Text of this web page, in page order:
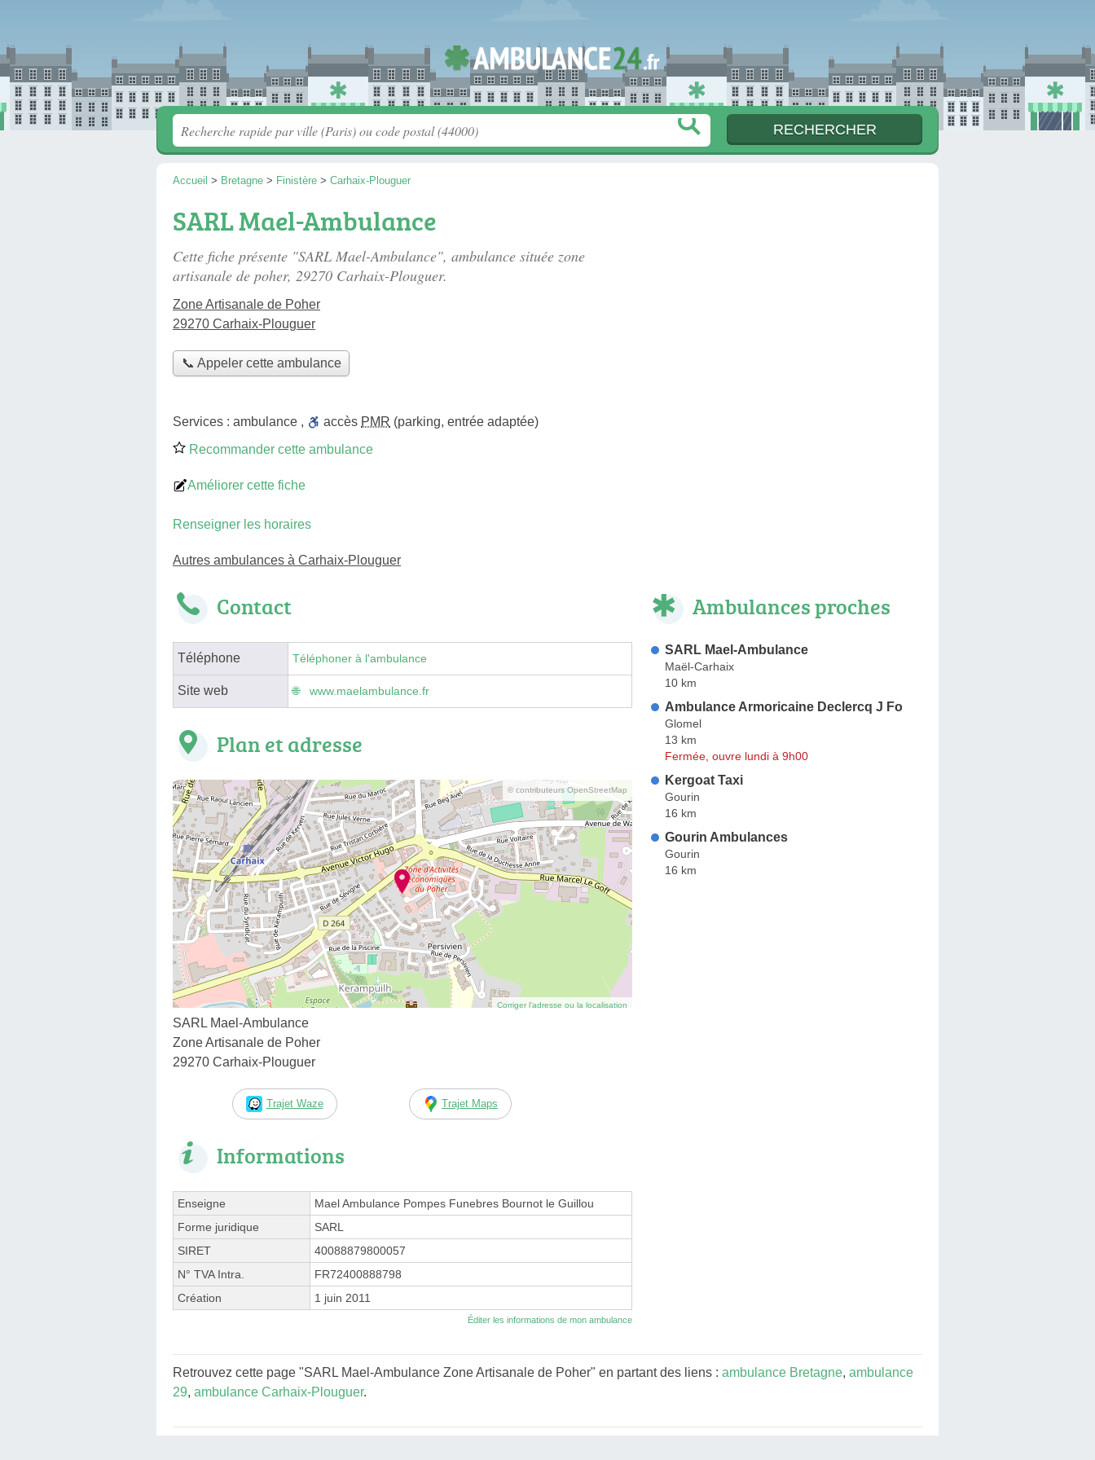
Accueil > Bretagne > Finistère > Carhaix-Plouguer
SARL Mael-Ambulance
Cette fiche présente "SARL Mael-Ambulance", ambulance située zone
artisanale de poher, 29270 Carhaix-Plouguer.
Zone Artisanale de Poher
29270 Carhaix-Plouguer
📞 Appeler cette ambulance
Services : ambulance , accès PMR (parking, entrée adaptée)
Recommander cette ambulance
Améliorer cette fiche
Renseigner les horaires
Autres ambulances à Carhaix-Plouguer
Contact
Téléphone Téléphoner à l'ambulance
Site web www.maelambulance.fr
Plan et adresse
© contributeurs OpenStreetMap
Corriger l’adresse ou la localisation
SARL Mael-Ambulance
Zone Artisanale de Poher
29270 Carhaix-Plouguer
Trajet Waze Trajet Maps
Informations
Enseigne
Mael Ambulance Pompes Funebres Bournot le Guillou
Forme juridique
SARL
SIRET
40088879800057
N° TVA Intra.
FR72400888798
Création
1 juin 2011
Éditer les informations de mon ambulance
Ambulances proches
SARL Mael-Ambulance
Maël-Carhaix
10 km
Ambulance Armoricaine Declercq J Fo
Glomel
13 km
Fermée, ouvre lundi à 9h00
Kergoat Taxi
Gourin
16 km
Gourin Ambulances
Gourin
16 km
Retrouvez cette page "SARL Mael-Ambulance Zone Artisanale de Poher" en partant des liens : ambulance Bretagne, ambulance
29, ambulance Carhaix-Plouguer.